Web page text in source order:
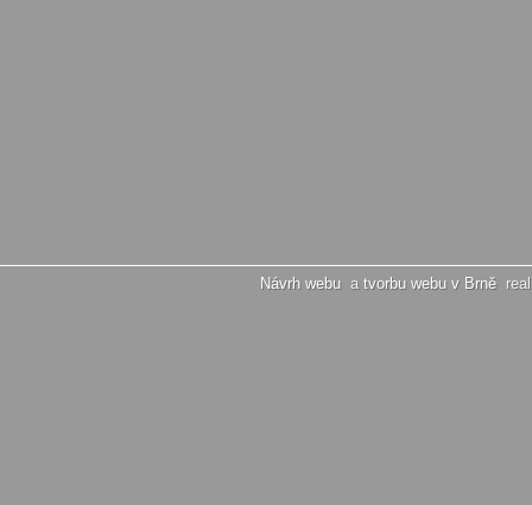
Návrh webu a tvorbu webu v Brně